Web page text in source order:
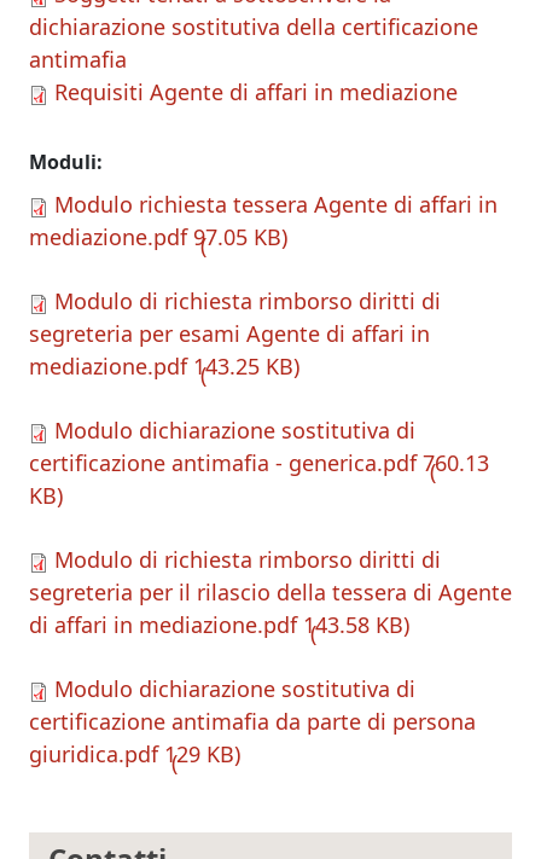
dichiarazione sostitutiva della certificazione
antimafia
Requisiti Agente di affari in mediazione
Moduli
Modulo richiesta tessera Agente di affari in
mediazione.pdf 97.05 KB
Modulo di richiesta rimborso diritti di
segreteria per esami Agente di affari in
mediazione.pdf 143.25 KB
Modulo dichiarazione sostitutiva di
certificazione antimafia - generica.pdf 760.13
KB
Modulo di richiesta rimborso diritti di
segreteria per il rilascio della tessera di Agente
di affari in mediazione.pdf 143.58 KB
Modulo dichiarazione sostitutiva di
certificazione antimafia da parte di persona
giuridica.pdf 129 KB